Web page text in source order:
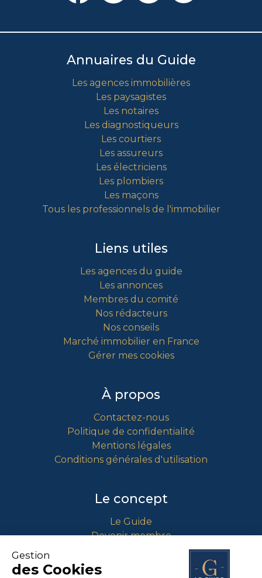
Annuaires du Guide
Les agences immobilières
Les paysagistes
Les notaires
Les diagnostiqueurs
Les courtiers
Les assureurs
Les électriciens
Les plombiers
Les maçons
Tous les professionnels de l'immobilier
Liens utiles
Les agences du guide
Les annonces
Membres du comité
Nos rédacteurs
Nos conseils
Marché immobilier en France
Gérer mes cookies
À propos
Contactez-nous
Politique de confidentialité
Mentions légales
Conditions générales d'utilisation
Le concept
Le Guide
Devenir membre
Comment intégrer le guide ?
Gestion
des Cookies